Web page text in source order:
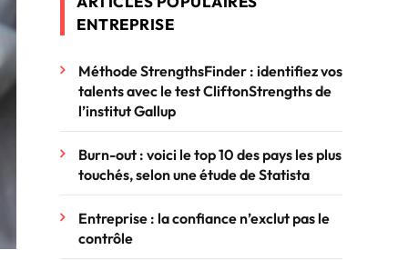
ENTREPRISE
Méthode StrengthsFinder : identifiez vos
talents avec le test CliftonStrengths de
l’institut Gallup
Burn-out : voici le top 10 des pays les plus
touchés, selon une étude de Statista
Entreprise : la confiance n’exclut pas le
contrôle